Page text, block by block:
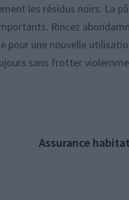
les résidus noirs. La
Rincez
pour une nouvelle
sans frotter
Assurance